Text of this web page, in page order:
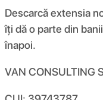
Descarcă extensia
îți dă o parte din
înapoi.
VAN CONSULTING